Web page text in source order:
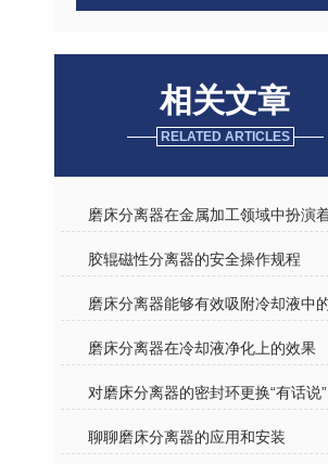
相关文章
RELATED ARTICLES
胶辊磁性分离器的安全操作规程
磨床分离器在冷却液净化上的效果
对磨床分离器的密封环更换“有话说”
聊聊磨床分离器的应用和安装